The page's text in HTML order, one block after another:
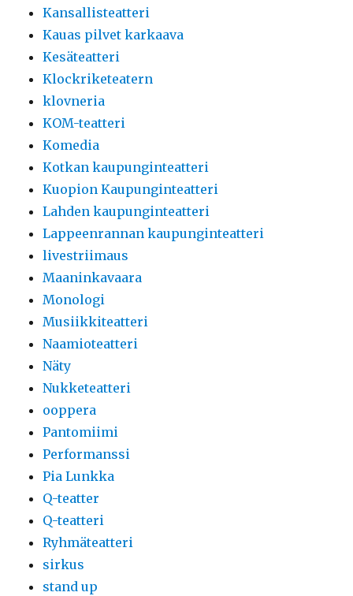
Kansallisteatteri
Kauas pilvet karkaava
Kesäteatteri
Klockriketeatern
klovneria
KOM-teatteri
Komedia
Kotkan kaupunginteatteri
Kuopion Kaupunginteatteri
Lahden kaupunginteatteri
Lappeenrannan kaupunginteatteri
livestriimaus
Maaninkavaara
Monologi
Musiikkiteatteri
Naamioteatteri
Näty
Nukketeatteri
ooppera
Pantomiimi
Performanssi
Pia Lunkka
Q-teatter
Q-teatteri
Ryhmäteatteri
sirkus
stand up